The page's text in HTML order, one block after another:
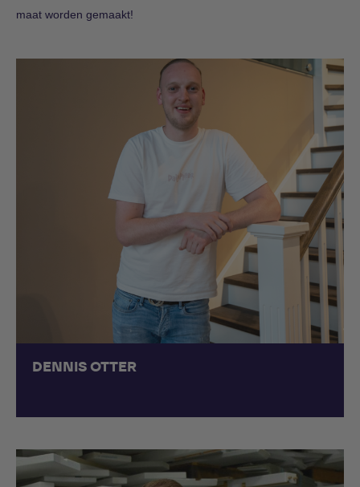
maat worden gemaakt!
DENNIS OTTER